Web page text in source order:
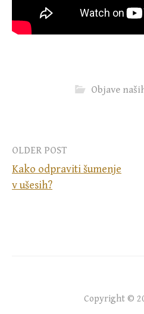
Objave
Post
navigation
OLDER POST
Kako odpraviti šumenje
v ušesih?
Copyright ©